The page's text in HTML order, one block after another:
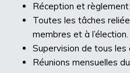
Réception et
Toutes les tâches
membres et à l’élection.
Supervision de tous les
Réunions mensuelles